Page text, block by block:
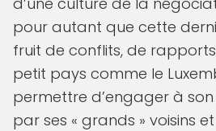
pour autant que cette
fruit de conflits, de
petit pays comme le
permettre d’engager à
par ses « grands » voisins